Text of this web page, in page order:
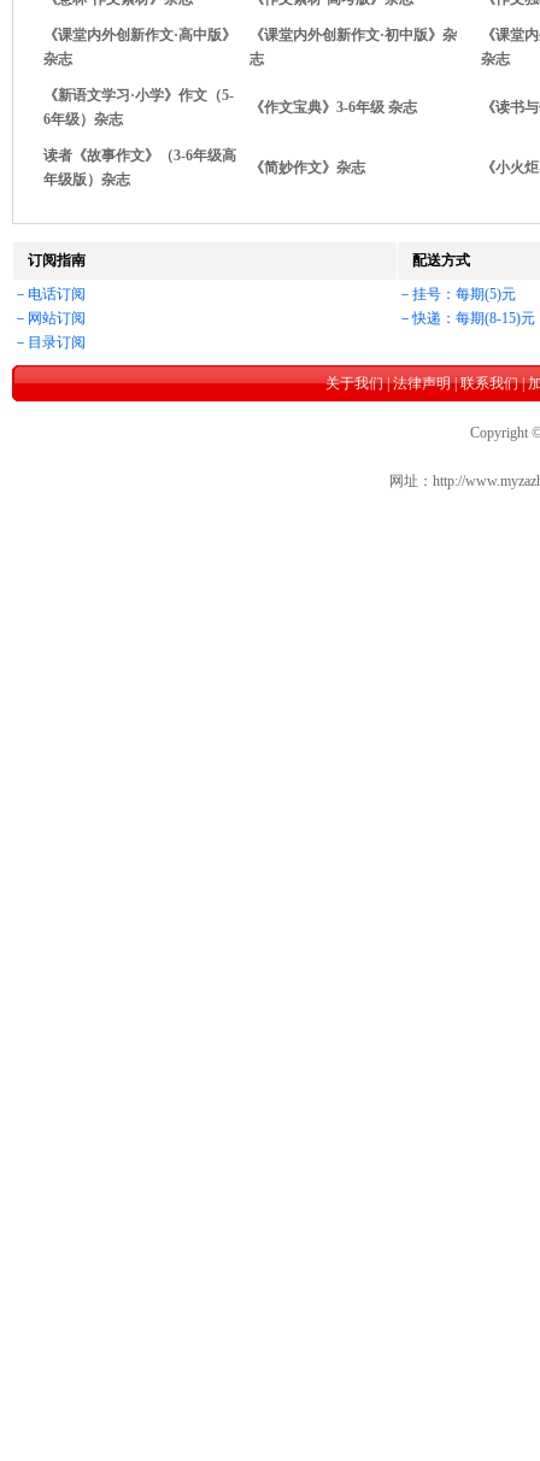
《课堂内外创新作文·高中版》
杂志
《课堂内外创新作文·初中版》杂
志
《课堂
杂志
《新语文学习·小学》作文（5-
6年级）杂志
《作文宝典》3-6年级 杂志 《读书
读者《故事作文》（3-6年级高
年级版）杂志
《简妙作文》杂志 《小火